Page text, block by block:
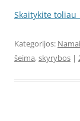
Skaitykite toliau
Kategorijos: Namai
šeima,skyrybos |